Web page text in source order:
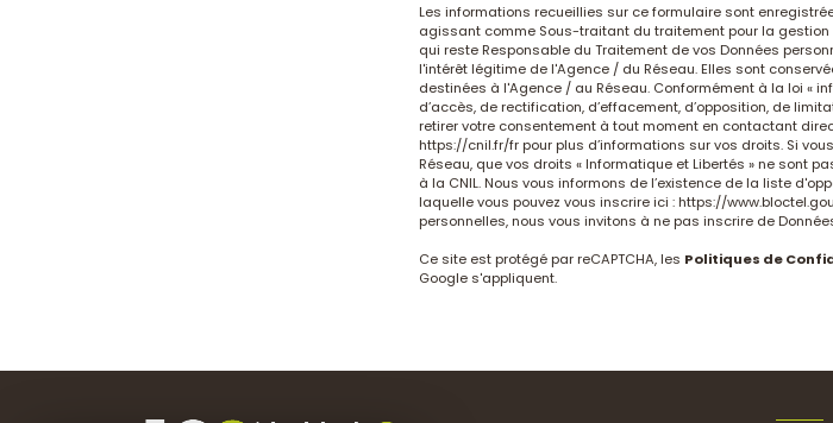
Les informations recueillies sur ce formulaire sont
agissant comme Sous-traitant du traitement pour la
qui reste Responsable du Traitement de vos Données
l'intérêt légitime de l'Agence / du Réseau. Elles sont
destinées à l'Agence / au Réseau. Conformément à la loi «
d’accès, de rectification, d’effacement, d’opposition, de
retirer votre consentement à tout moment en contactant
https://cnil.fr/frpour plus d’informations sur vos droits. Si
Réseau, que vos droits « Informatique et Libertés » ne sont
à la CNIL. Nous vous informons de l’existence de la liste
laquelle vous pouvez vous inscrire ici :https://
personnelles, nous vous invitons à ne pas inscrire de
Ce site est protégé par reCAPTCHA, les Politiques de
Google s'appliquent.